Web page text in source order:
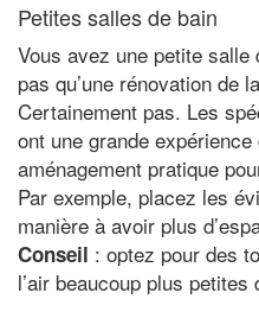
Petites salles de bain
Vous avez une petite
pas qu’une rénovation de
Certainement pas. Les
ont une grande
aménagement pratique
Par exemple, placez les
manière à avoir plus
Conseil : optez pour des
l’air beaucoup plus